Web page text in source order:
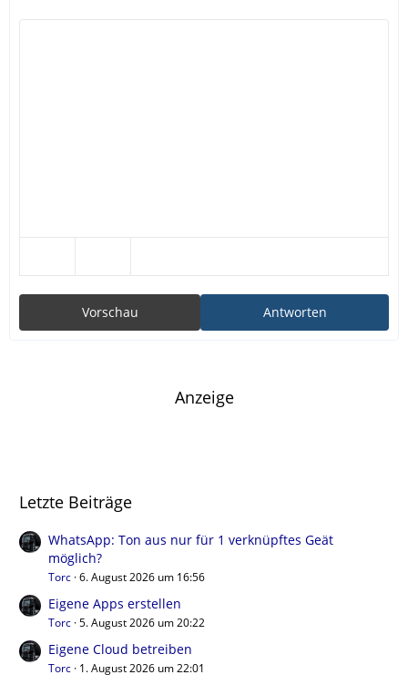
Antworten
Vorschau
Anzeige
Letzte Beiträge
WhatsApp: Ton aus nur für 1 verknüpftes Geät
möglich?
Torc 6. August 2026 um 16:56
Eigene Apps erstellen
Torc 5. August 2026 um 20:22
Eigene Cloud betreiben
Torc 1. August 2026 um 22:01